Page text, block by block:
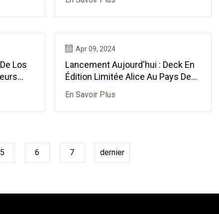
Cardistique
Los
Apr 09, 2024
Lancement Aujourd'hui : Deck En
Édition Limitée Alice Au Pays Des
En Savoir Plus
5 6 7 dernier